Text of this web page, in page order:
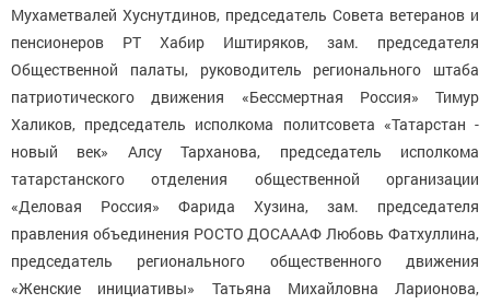
Мухаметвалей Хуснутдинов, председатель Совета ветеранов и
пенсионеров РТ Хабир Иштиряков, зам. председателя
Общественной палаты, руководитель регионального штаба
патриотического движения «Бессмертная Россия» Тимур
Халиков, председатель исполкома политсовета «Татарстан -
новый век» Алсу Тарханова, председатель исполкома
татарстанского отделения общественной организации
«Деловая Россия» Фарида Хузина, зам. председателя
правления объединения РОСТО ДОСАААФ Любовь Фатхуллина,
председатель регионального общественного движения
«Женские инициативы» Татьяна Михайловна Ларионова,